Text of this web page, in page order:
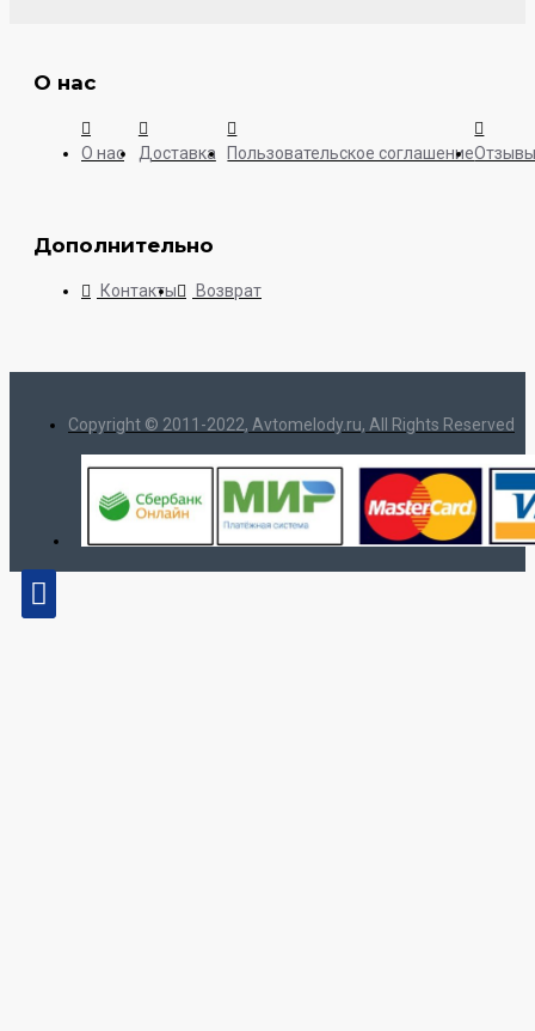
О нас
О нас Доставка Пользовательское соглашение
Дополнительно
Контакты Возврат
Copyright © 2011-2022, Avtomelody.ru, All Rights Reserved